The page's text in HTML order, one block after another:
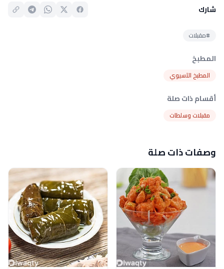
شارك
#مقبلات
المطبخ
المطبخ الآسيوي
أقسام ذات صلة
مقبلات وسلطات
وصفات ذات صلة